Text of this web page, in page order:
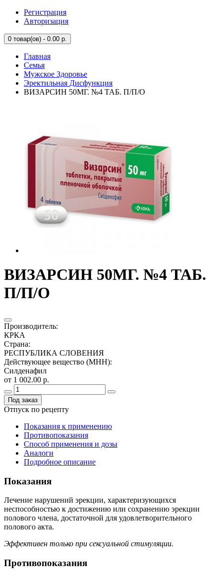
Регистрация
Авторизация
0 товар(ов) - 0.00 р.
Главная
Семья
Мужское Здоровье
Эректильная Дисфункция
ВИЗАРСИН 50МГ. №4 ТАБ. П/П/О
ВИЗАРСИН 50МГ. №4 ТАБ.
П/П/О
Производитель:
КРКА
Страна:
РЕСПУБЛИКА СЛОВЕНИЯ
Действующее вещество (МНН):
Силденафил
от 1 002.00 р.
Под заказ
Отпуск по рецепту
Показания к применению
Противопоказания
Способ применения и дозы
Аналоги
Подробное описание
Показания
Лечение нарушений эрекции, характеризующихся
неспособностью к достижению или сохранению эрекции
полового члена, достаточной для удовлетворительного
полового акта.
Эффективен только при сексуальной стимуляции.
Противопоказания